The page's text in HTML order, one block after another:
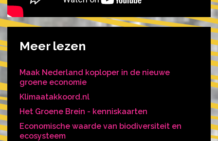
Meer lezen
Maak Nederland koploper in de nieuwe
groene economie
Klimaatakkoord.nl
Het Groene Brein - kenniskaarten
Economische waarde van biodiversiteit en
ecosysteem